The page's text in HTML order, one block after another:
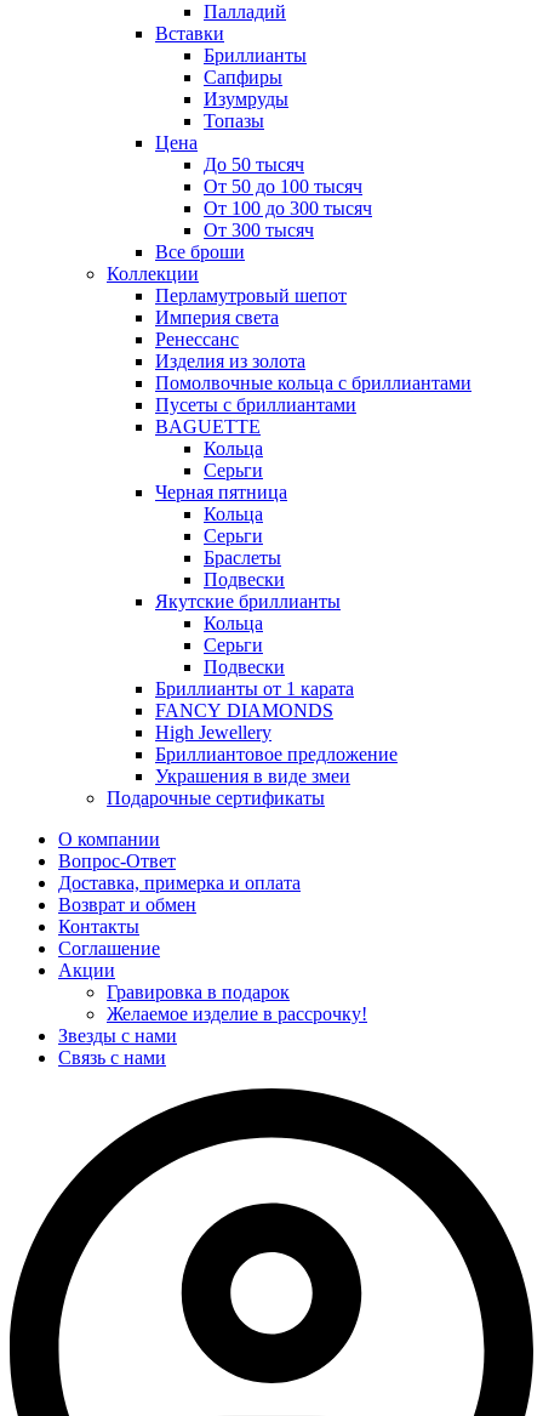
Палладий
Вставки
Бриллианты
Сапфиры
Изумруды
Топазы
Цена
До 50 тысяч
От 50 до 100 тысяч
От 100 до 300 тысяч
От 300 тысяч
Все броши
Коллекции
Перламутровый шепот
Империя света
Ренессанс
Изделия из золота
Помолвочные кольца с бриллиантами
Пусеты с бриллиантами
BAGUETTE
Кольца
Серьги
Черная пятница
Кольца
Серьги
Браслеты
Подвески
Якутские бриллианты
Кольца
Серьги
Подвески
Бриллианты от 1 карата
FANCY DIAMONDS
High Jewellery
Бриллиантовое предложение
Украшения в виде змеи
Подарочные сертификаты
О компании
Вопрос-Ответ
Доставка, примерка и оплата
Возврат и обмен
Контакты
Соглашение
Акции
Гравировка в подарок
Желаемое изделие в рассрочку!
Звезды с нами
Связь с нами